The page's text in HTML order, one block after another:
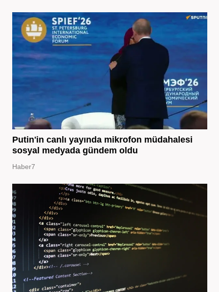
Putin'in canlı yayında mikrofon müdahalesi
sosyal medyada gündem oldu
Haber7